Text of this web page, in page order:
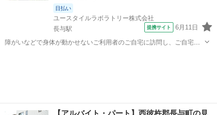
日払い
ユースタイルラボラトリー株式会社
長与駅
提携サイト 6月11日
障がいなどで身体が動かせないご利用者のご自宅に訪問し、ご自宅で
【アルバイト・パート】西彼杵郡長与町の見